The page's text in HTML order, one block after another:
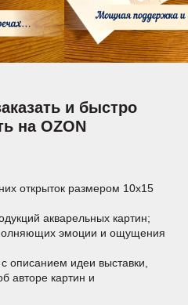
и быстро
на OZON
открыток размером 10х15
акварельных картин;
эмоции и ощущения
описанием идеи выставки,
авторе картин и